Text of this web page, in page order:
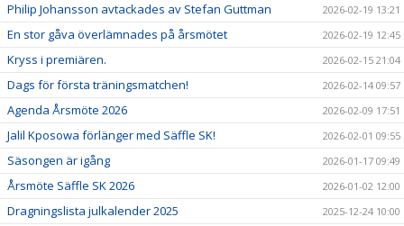
Philip Johansson avtackades av Stefan Guttman 2026-02-19 13:21
En stor gåva överlämnades på årsmötet 2026-02-19 12:45
Kryss i premiären. 2026-02-15 21:04
Dags för första träningsmatchen! 2026-02-14 09:57
Agenda Årsmöte 2026 2026-02-09 17:51
Jalil Kposowa förlänger med Säffle SK! 2026-02-01 09:55
Säsongen är igång 2026-01-17 09:49
Årsmöte Säffle SK 2026 2026-01-02 12:00
Dragningslista julkalender 2025 2025-12-24 10:00